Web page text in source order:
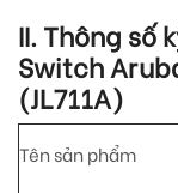
II. Thông
Switch
(JL711A)
Tên sản phẩm